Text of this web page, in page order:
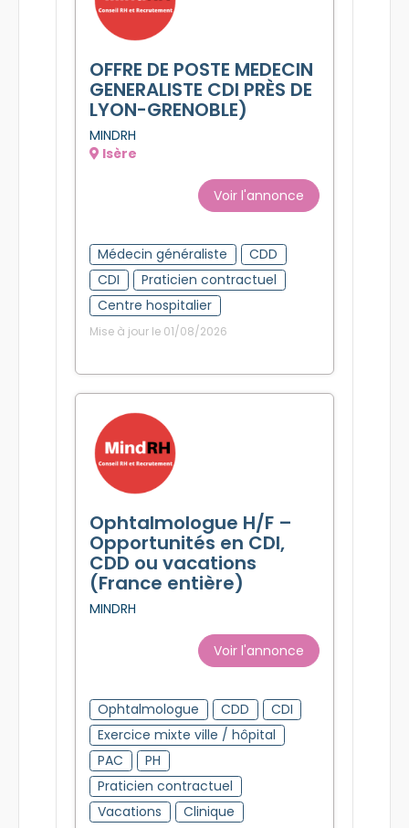
OFFRE DE POSTE MEDECIN
GENERALISTE CDI PRÈS DE
LYON-GRENOBLE)
MINDRH
Isère
Voir l'annonce
Médecin généraliste
CDD
CDI
Praticien contractuel
Centre hospitalier
Mise à jour le 01/08/2026
Ophtalmologue H/F –
Opportunités en CDI,
CDD ou vacations
(France entière)
MINDRH
Voir l'annonce
Ophtalmologue CDD
CDI
Exercice mixte ville / hôpital
PAC
PH
Praticien contractuel
Vacations
Clinique